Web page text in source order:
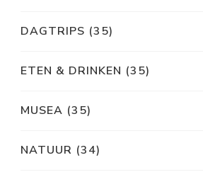
DAGTRIPS (35)
ETEN & DRINKEN (35)
MUSEA (35)
NATUUR (34)